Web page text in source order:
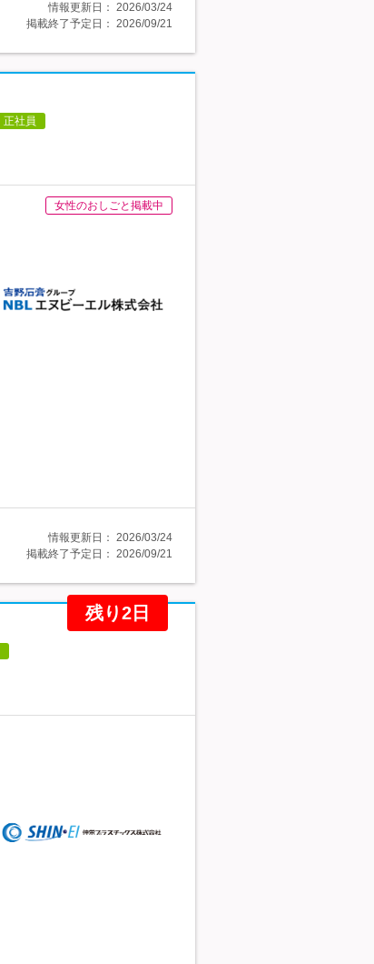
情報更新日： 2026/03/24
掲載終了予定日： 2026/09/21
正社員
女性のおしごと掲載中
情報更新日： 2026/03/24
掲載終了予定日： 2026/09/21
残り2日